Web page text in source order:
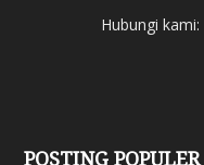
Hubungi kami:
POSTING POPULER